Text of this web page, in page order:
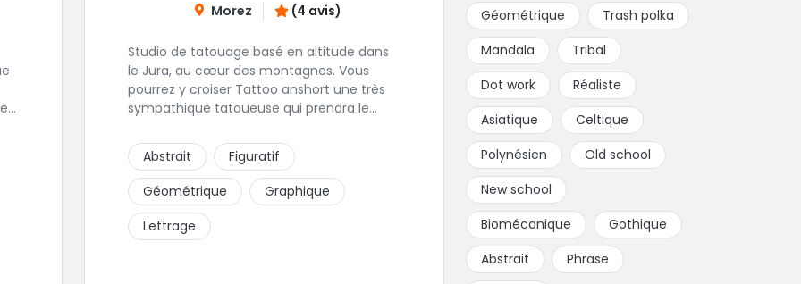
Morez (4 avis)
Studio de tatouage basé en altitude dans
le Jura, au cœur des montagnes. Vous
pourrez y croiser Tattoo anshort une très
sympathique tatoueuse qui prendra le
tattoo. Tattooanshort c'est l’occasion
parfaite pour se faire piquer la peau à la
montagne ! Elle maîtrise les lettrages et les
aplats de noir. N’hésitez pas à la contacter
pour lui soumettre votre projet.
Abstrait
Figuratif
Géométrique
Graphique
Lettrage
Géométrique
Trash polka
Mandala
Tribal
Dot work
Réaliste
Asiatique
Celtique
Polynésien
Old school
New school
Biomécanique
Gothique
Abstrait
Phrase